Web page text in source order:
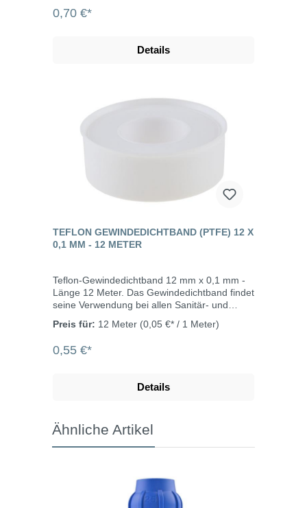
0,70 €*
Details
TEFLON GEWINDEDICHTBAND (PTFE) 12 X
0,1 MM - 12 METER
Teflon-Gewindedichtband 12 mm x 0,1 mm -
Länge 12 Meter. Das Gewindedichtband findet
seine Verwendung bei allen Sanitär- und
Warmwasserbereich.
Preis für: 12 Meter (0,05 €* / 1 Meter)
0,55 €*
Details
Ähnliche Artikel